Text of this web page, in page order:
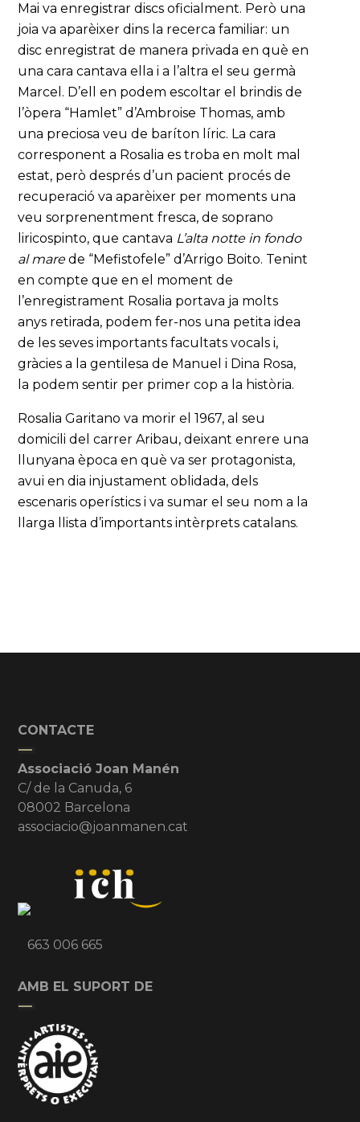
Mai va enregistrar discs oficialment. Però una
joia va aparèixer dins la recerca familiar: un
disc enregistrat de manera privada en què en
una cara cantava ella i a l’altra el seu germà
Marcel. D’ell en podem escoltar el brindis de
l’òpera “Hamlet” d’Ambroise Thomas, amb
una preciosa veu de baríton líric. La cara
corresponent a Rosalia es troba en molt mal
estat, però després d’un pacient procés de
recuperació va aparèixer per moments una
veu sorprenentment fresca, de soprano
liricospinto, que cantava L’alta notte in fondo
al marede “Mefistofele” d’Arrigo Boito. Tenint
en compte que en el moment de
l’enregistrament Rosalia portava ja molts
anys retirada, podem fer-nos una petita idea
de les seves importants facultats vocals i,
gràcies a la gentilesa de Manuel i Dina Rosa,
la podem sentir per primer cop a la història.
Rosalia Garitano va morir el 1967, al seu
domicili del carrer Aribau, deixant enrere una
llunyana època en què va ser protagonista,
avui en dia injustament oblidada, dels
escenaris operístics i va sumar el seu nom a la
llarga llista d’importants intèrprets catalans.
CONTACTE
Associació Joan Manén
C/ de la Canuda, 6
08002 Barcelona
associacio@joanmanen.cat
663 006 665
AMB EL SUPORT DE